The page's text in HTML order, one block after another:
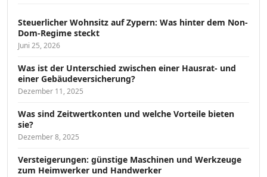
Steuerlicher Wohnsitz auf Zypern: Was hinter dem Non-
Dom-Regime steckt
Juni 25, 2026
Was ist der Unterschied zwischen einer Hausrat- und
einer Gebäudeversicherung?
Dezember 11, 2025
Was sind Zeitwertkonten und welche Vorteile bieten
sie?
Dezember 8, 2025
Versteigerungen: günstige Maschinen und Werkzeuge
zum Heimwerker und Handwerker